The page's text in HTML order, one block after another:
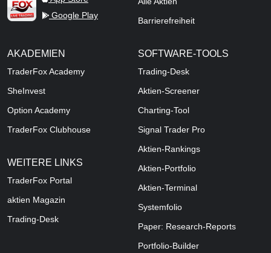
Google Play
Barrierefreiheit
AKADEMIEN
TraderFox Academy
SheInvest
Option Academy
TraderFox Clubhouse
WEITERE LINKS
TraderFox Portal
aktien Magazin
Trading-Desk
SOFTWARE-TOOLS
Trading-Desk
Aktien-Screener
Charting-Tool
Signal Trader Pro
Aktien-Rankings
Aktien-Portfolio
Aktien-Terminal
Systemfolio
Paper: Research-Reports
Portfolio-Builder